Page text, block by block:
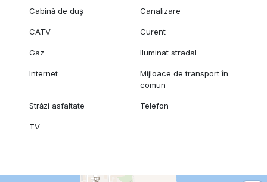
Cabină de duș Canalizare
CATV Curent
Gaz Iluminat stradal
Internet
Mijloace de transport în
comun
Străzi asfaltate Telefon
TV